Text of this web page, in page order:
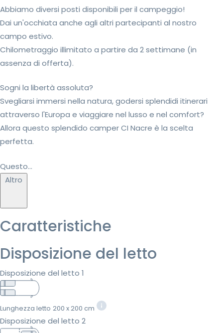
Abbiamo diversi posti disponibili per il campeggio!
Dai un'occhiata anche agli altri partecipanti al nostro
campo estivo.
Chilometraggio illimitato a partire da 2 settimane (in
assenza di offerta).
Sogni la libertà assoluta?
Svegliarsi immersi nella natura, godersi splendidi itinerari
attraverso l'Europa e viaggiare nel lusso e nel comfort?
Allora questo splendido camper CI Nacre è la scelta
perfetta.
Questo...
Altro
Caratteristiche
Disposizione del letto
Disposizione del letto 1
Lunghezza letto 200 x 200 cm
Disposizione del letto 2